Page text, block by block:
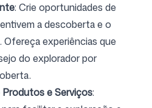
: Crie oportunidades de
a descoberta e o
experiências que
do explorador por
e Serviços: